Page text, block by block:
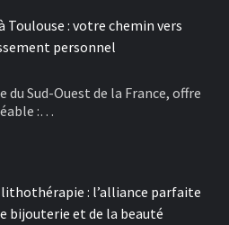
Toulouse : votre chemin vers
personnel
du Sud-Ouest de la France, offre
:…
: l’alliance parfaite
bijouterie et de la beauté